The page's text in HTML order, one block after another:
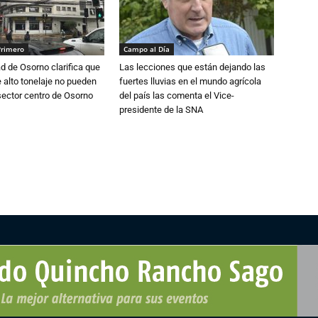
de Osorno clarifica que
alto tonelaje no pueden
centro de Osorno
Campo al Día
Las lecciones que están dejando las
fuertes lluvias en el mundo agrícola
del país las comenta el Vice-
presidente de la SNA